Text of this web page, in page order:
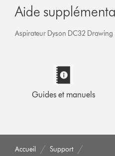
Aide
Aspirateur Dyson DC32 Drawing
Guides et manuels
Accueil Support